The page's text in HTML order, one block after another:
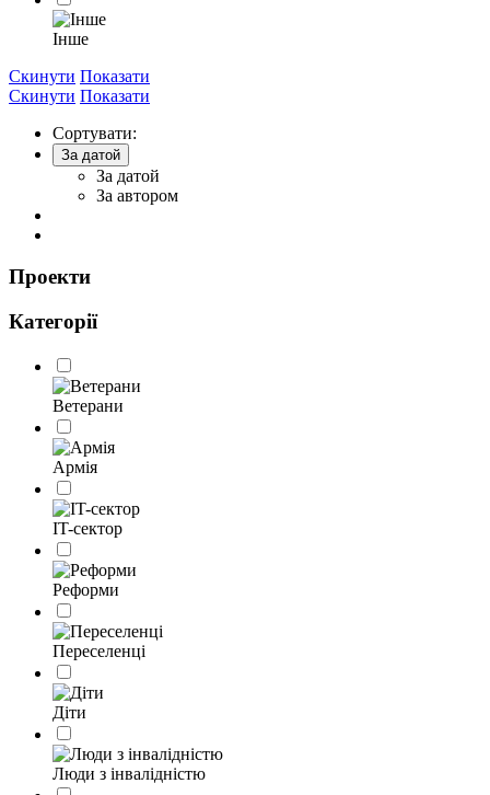
Інше
Скинути Показати
Скинути Показати
Сортувати:
За датой
За датой
За автором
Проекти
Категорії
Ветерани
Армія
IT-сектор
Реформи
Переселенці
Діти
Люди з інвалідністю